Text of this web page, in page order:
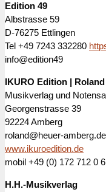
Edition 49
Albstrasse 59
D-76275 Ettlingen
Tel +49 7243 332280
info@edition49
IKURO Edition |
Musikverlag und
Georgenstrasse 39
92224 Amberg
roland@heuer-amberg.de
www.ikuroedition.de
mobil +49 (0) 172 712 0
H.H.-Musikverlag